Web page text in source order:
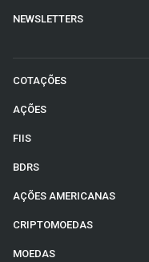
NEWSLETTERS
COTAÇÕES
AÇÕES
FIIS
BDRS
AÇÕES AMERICANAS
CRIPTOMOEDAS
MOEDAS